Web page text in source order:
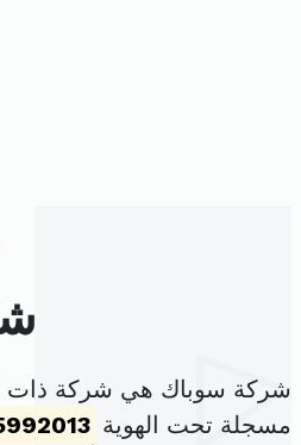
شركة سوباك هي شركة ذات
مسجلة تحت الهوية